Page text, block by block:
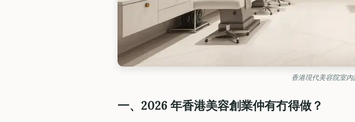
香港現代美容院室內
一、2026 年香港美容創業仲有冇得做？